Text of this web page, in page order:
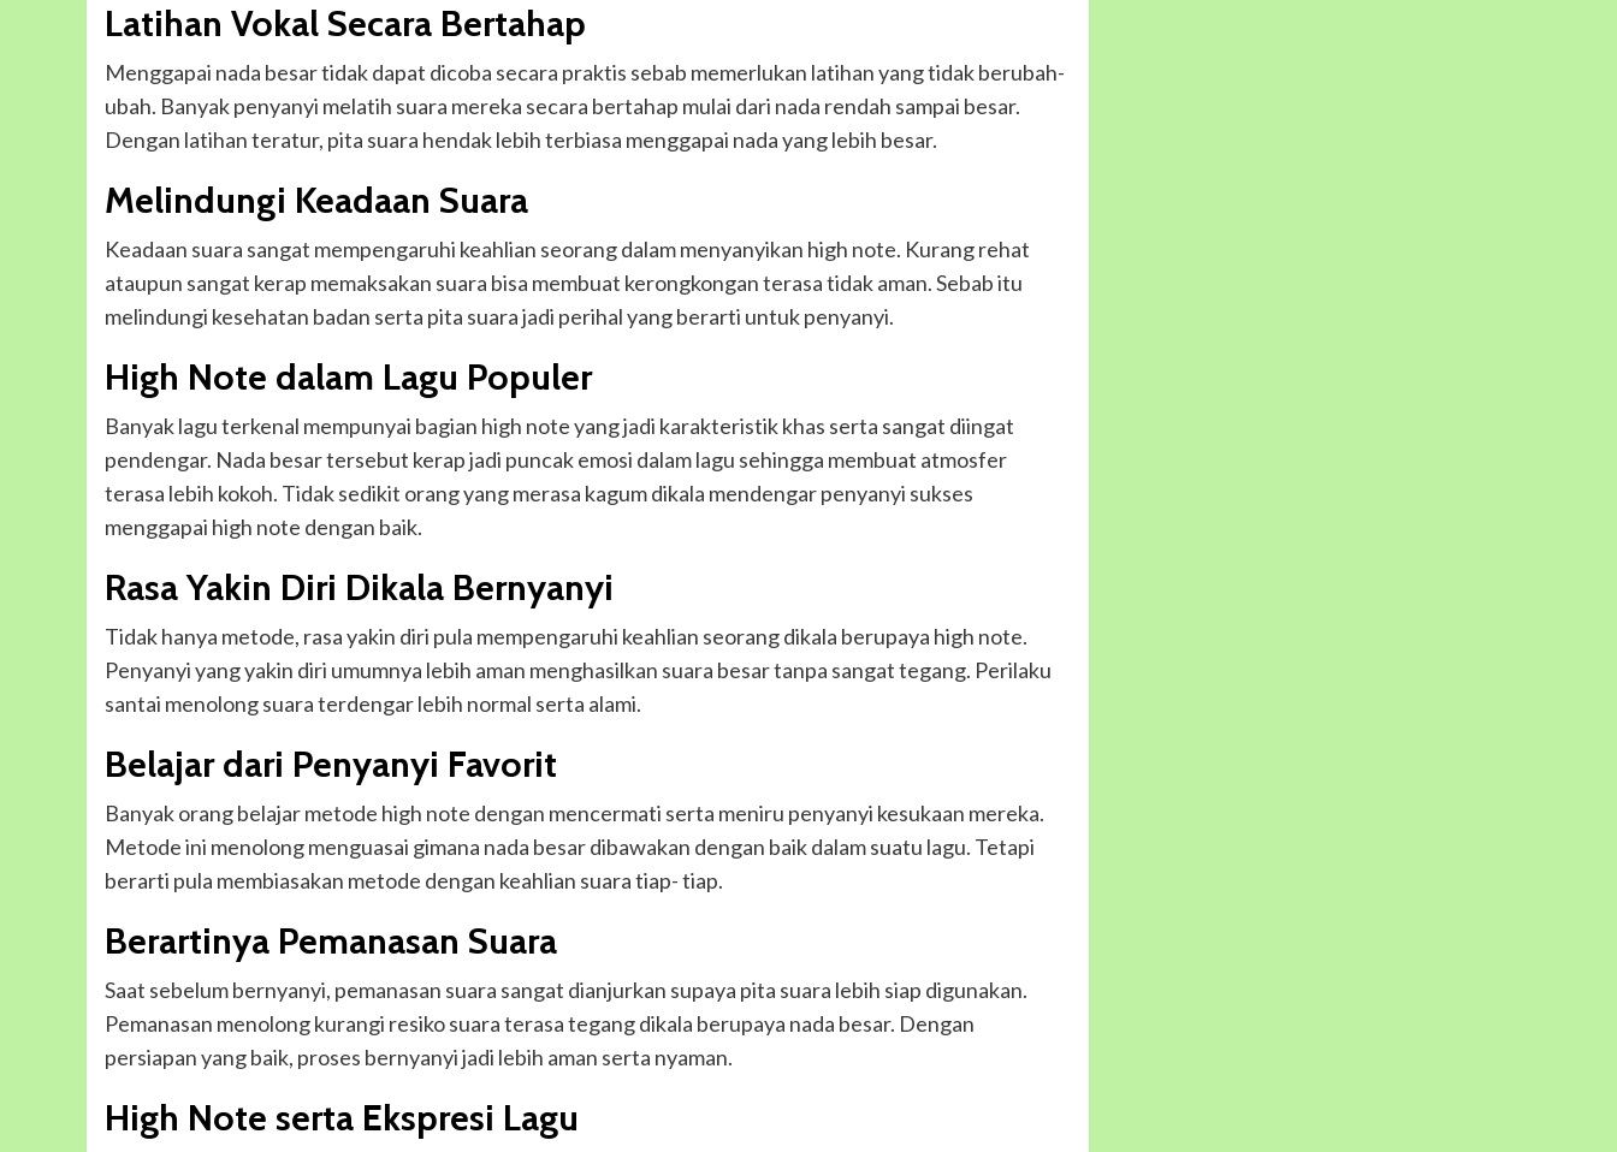
Latihan Vokal Secara Bertahap
Menggapai nada besar tidak dapat dicoba secara praktis sebab memerlukan latihan yang tidak berubah-
ubah. Banyak penyanyi melatih suara mereka secara bertahap mulai dari nada rendah sampai besar.
Dengan latihan teratur, pita suara hendak lebih terbiasa menggapai nada yang lebih besar.
Melindungi Keadaan Suara
Keadaan suara sangat mempengaruhi keahlian seorang dalam menyanyikan high note. Kurang rehat
ataupun sangat kerap memaksakan suara bisa membuat kerongkongan terasa tidak aman. Sebab itu
melindungi kesehatan badan serta pita suara jadi perihal yang berarti untuk penyanyi.
High Note dalam Lagu Populer
Banyak lagu terkenal mempunyai bagian high note yang jadi karakteristik khas serta sangat diingat
pendengar. Nada besar tersebut kerap jadi puncak emosi dalam lagu sehingga membuat atmosfer
terasa lebih kokoh. Tidak sedikit orang yang merasa kagum dikala mendengar penyanyi sukses
menggapai high note dengan baik.
Rasa Yakin Diri Dikala Bernyanyi
Tidak hanya metode, rasa yakin diri pula mempengaruhi keahlian seorang dikala berupaya high note.
Penyanyi yang yakin diri umumnya lebih aman menghasilkan suara besar tanpa sangat tegang. Perilaku
santai menolong suara terdengar lebih normal serta alami.
Belajar dari Penyanyi Favorit
Banyak orang belajar metode high note dengan mencermati serta meniru penyanyi kesukaan mereka.
Metode ini menolong menguasai gimana nada besar dibawakan dengan baik dalam suatu lagu. Tetapi
berarti pula membiasakan metode dengan keahlian suara tiap- tiap.
Berartinya Pemanasan Suara
Saat sebelum bernyanyi, pemanasan suara sangat dianjurkan supaya pita suara lebih siap digunakan.
Pemanasan menolong kurangi resiko suara terasa tegang dikala berupaya nada besar. Dengan
persiapan yang baik, proses bernyanyi jadi lebih aman serta nyaman.
High Note serta Ekspresi Lagu